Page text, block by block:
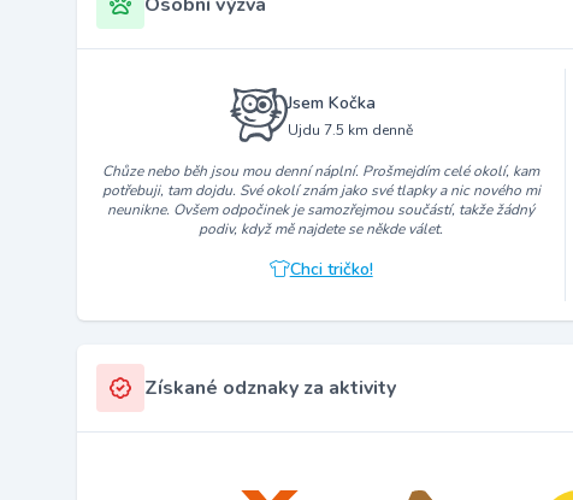
Jsem Kočka
Ujdu 7.5 km denně
Chůze nebo běh jsou mou denní náplní. Prošmejdím celé okolí, kam
potřebuji, tam dojdu. Své okolí znám jako své tlapky a nic nového mi
neunikne. Ovšem odpočinek je samozřejmou součástí, takže žádný
podiv, když mě najdete se někde válet.
Chci tričko!
Získané odznaky za aktivity